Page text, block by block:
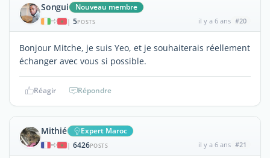
Songui Nouveau membre
| 5POSTS il y a 6 ans #20
Bonjour Mitche, je suis Yeo, et je souhaiterais réellement
échanger avec vous si possible.
Réagir Répondre
Mithié Expert Maroc
| 6426POSTS il y a 6 ans #21